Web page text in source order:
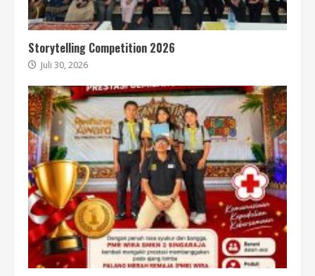
Storytelling Competition 2026
Juli 30, 2026